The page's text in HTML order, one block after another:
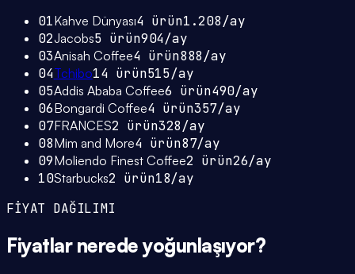
01Kahve Dünyası4 ürün1.208/ay
02Jacobs5 ürün904/ay
03Anisah Coffee4 ürün888/ay
04Tchibo14 ürün515/ay
05Addis Ababa Coffee6 ürün490/ay
06Bongardi Coffee4 ürün357/ay
07FRANCES2 ürün328/ay
08Mim and More4 ürün87/ay
09Moliendo Finest Coffee2 ürün26/ay
10Starbucks2 ürün18/ay
FİYAT DAĞILIMI
Fiyatlar nerede yoğunlaşıyor?